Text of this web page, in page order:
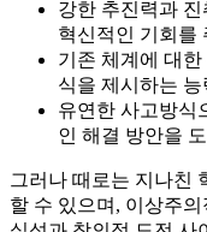
강한 추진력과
혁신적인 기회를
기존 체계에 대
식을 제시하는
유연한 사고방식
인 해결 방안을
그러나 때로는 지나친
할 수 있으며, 이상주